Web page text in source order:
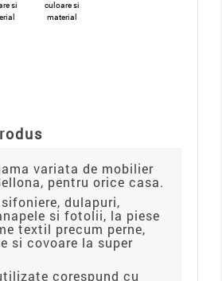
si
culoare si
material
variata de mobilier
pentru orice casa.
dulapuri,
si fotolii, la piese
textil precum perne,
si covoare la super
corespund cu